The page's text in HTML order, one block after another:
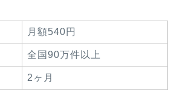
月額540円
全国90万件以上
2ヶ月